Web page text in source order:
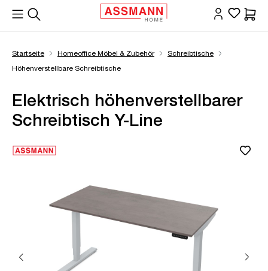
springen
Startseite Homeoffice Möbel & Zubehör
Schreibtische
Höhenverstellbare Schreibtische
Elektrisch höhenverstellbarer
Schreibtisch Y-Line